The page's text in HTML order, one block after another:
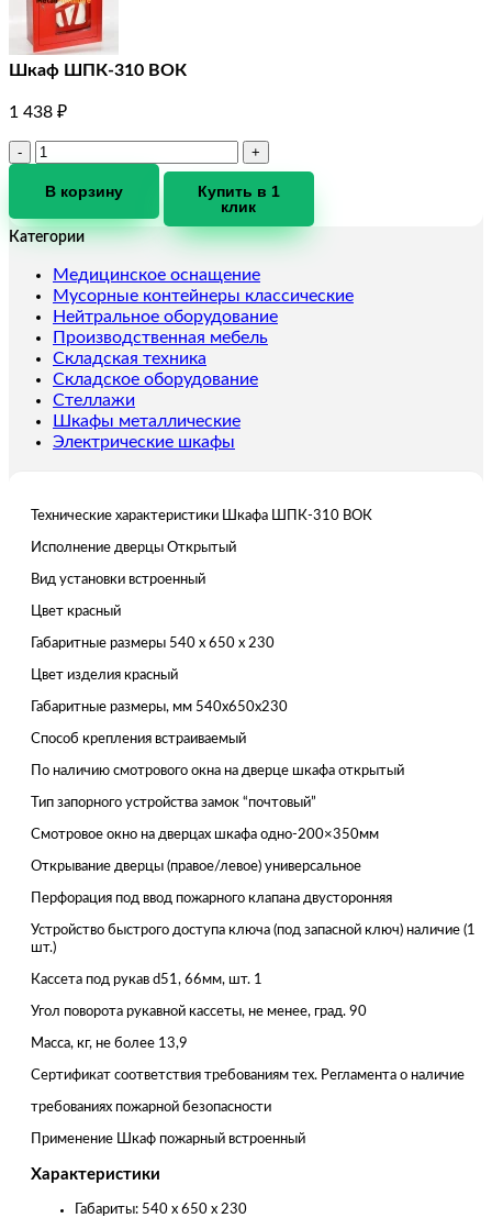
Шкаф ШПК-310 ВОК
1 438 ₽
Количество
Шкаф
ВОК
В корзину
Купить в 1
клик
Категории
Медицинское оснащение
Мусорные контейнеры классические
Нейтральное оборудование
Производственная мебель
Складская техника
Складское оборудование
Стеллажи
Шкафы металлические
Электрические шкафы
Технические характеристики Шкафа ШПК-310 ВОК
Исполнение дверцы Открытый
Вид установки встроенный
Цвет красный
Габаритные размеры 540 x 650 x 230
Цвет изделия красный
Габаритные размеры, мм 540x650x230
Способ крепления встраиваемый
По наличию смотрового окна на дверце шкафа открытый
Тип запорного устройства замок “почтовый”
Смотровое окно на дверцах шкафа одно-200×350мм
Открывание дверцы (правое/левое) универсальное
Перфорация под ввод пожарного клапана двусторонняя
Устройство быстрого доступа ключа (под запасной ключ) наличие (1
шт.)
Кассета под рукав d51, 66мм, шт. 1
Угол поворота рукавной кассеты, не менее, град. 90
Масса, кг, не более 13,9
Сертификат соответствия требованиям тех. Регламента о наличие
требованиях пожарной безопасности
Применение Шкаф пожарный встроенный
Характеристики
Габариты: 540 x 650 x 230